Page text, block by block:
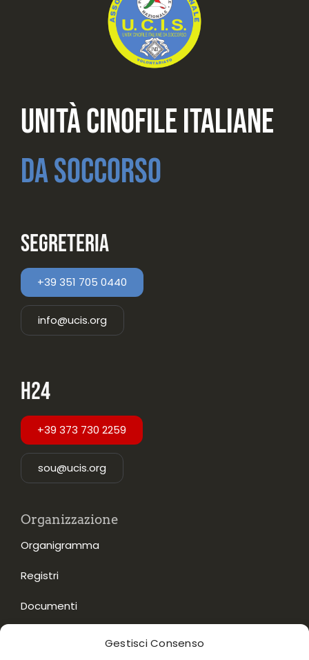
Gestisci Consenso
Unità Cinofile Italiane
Da Soccorso
Segreteria
+39 351 705 0440
info@ucis.org
H24
+39 373 730 2259
sou@ucis.org
Organizzazione
Organigramma
Registri
Documenti